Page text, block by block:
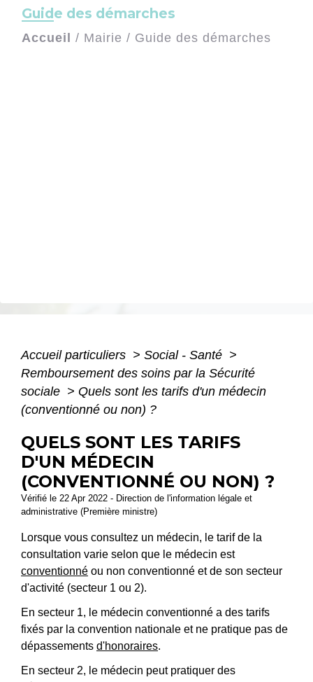
Guide des démarches
Accueil / Mairie / Guide des démarches
Accueil particuliers > Social - Santé >
Remboursement des soins par la Sécurité
sociale > Quels sont les tarifs d'un médecin
(conventionné ou non) ?
QUELS SONT LES TARIFS
D'UN MÉDECIN
(CONVENTIONNÉ OU NON) ?
Vérifié le 22 Apr 2022 - Direction de l'information légale et
administrative (Première ministre)
Lorsque vous consultez un médecin, le tarif de la
consultation varie selon que le médecin est
conventionné ou non conventionné et de son secteur
d'activité (secteur 1 ou 2).
En secteur 1, le médecin conventionné a des tarifs
fixés par la convention nationale et ne pratique pas de
dépassements d'honoraires.
En secteur 2, le médecin peut pratiquer des